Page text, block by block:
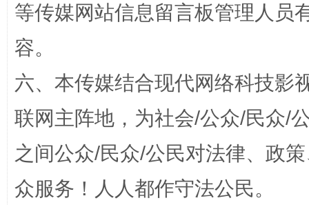
千年窑火 生生不息 一
等传媒网站信息留言板管理人员
容。
六、本传媒结合现代网络科技影
联网主阵地，为社会/公众/民众/
之间公众/民众/公民对法律、政
众服务！人人都作守法公民。